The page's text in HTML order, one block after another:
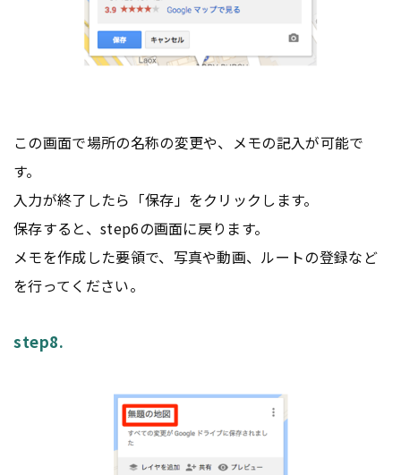
この画面で場所の名称の変更や、メモの記入が可能で
す。
入力が終了したら「保存」をクリックします。
保存すると、step6の画面に戻ります。
メモを作成した要領で、写真や動画、ルートの登録など
を行ってください。
step8.